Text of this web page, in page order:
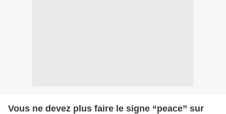
Vous ne devez plus faire le signe “peace” sur